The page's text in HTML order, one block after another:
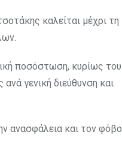
καλείται μέχρι τη
ποσόστωση, κυρίως του
γενική διεύθυνση και
ανασφάλεια και τον φόβο